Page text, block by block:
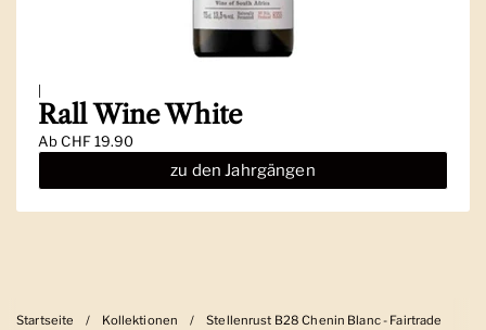
Rall Wine White
AbCHF 19.90
zu den Jahrgängen
Startseite / Kollektionen / Stellenrust B28 Chenin Blanc - Fairtrade